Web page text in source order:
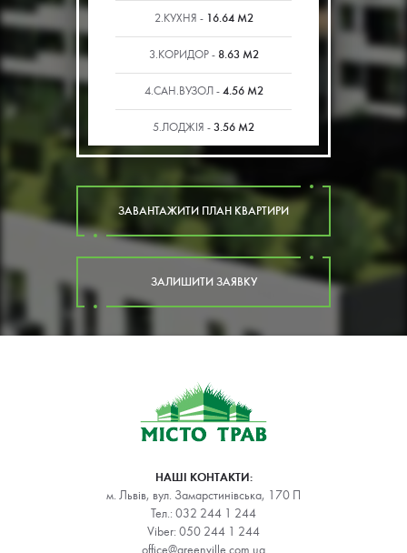
2.КУХНЯ - 16.64 М2
3.КОРИДОР - 8.63 М2
4.САН.ВУЗОЛ - 4.56 М2
5.ЛОДЖІЯ - 3.56 М2
ЗАВАНТАЖИТИ ПЛАН КВАРТИРИ
ЗАЛИШИТИ ЗАЯВКУ
НАШІ КОНТАКТИ:
м. Львів, вул. Замарстинівська, 170 П
Тел.: 032 244 1 244
Viber: 050 244 1 244